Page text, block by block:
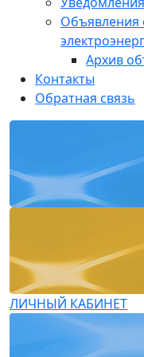
Объявления
Архив
Контакты
Обратная связь
ЛИЧНЫЙ КАБИНЕТ